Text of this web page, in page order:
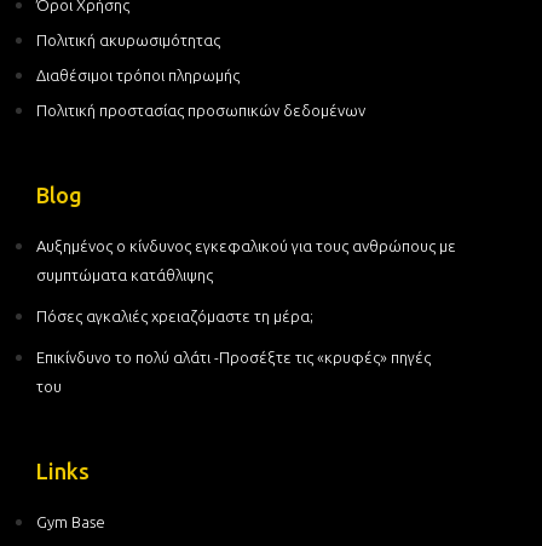
Όροι Χρήσης
Πολιτική ακυρωσιμότητας
Διαθέσιμοι τρόποι πληρωμής
Πολιτική προστασίας προσωπικών δεδομένων
Blog
Αυξημένος ο κίνδυνος εγκεφαλικού για τους ανθρώπους με
συμπτώματα κατάθλιψης
Πόσες αγκαλιές χρειαζόμαστε τη μέρα;
Επικίνδυνο το πολύ αλάτι -Προσέξτε τις «κρυφές» πηγές
του
Links
Gym Base